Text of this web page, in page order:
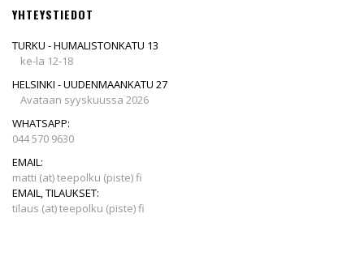
YHTEYSTIEDOT
TURKU - HUMALISTONKATU 13
ke-la 12-18
HELSINKI - UUDENMAANKATU 27
Avataan syyskuussa 2026
WHATSAPP:
044 570 9630
EMAIL:
matti (at) teepolku (piste) fi
EMAIL, TILAUKSET:
tilaus (at) teepolku (piste) fi